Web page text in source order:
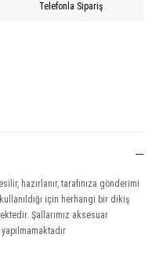
Telefonla Sipariş
hazırlanır, tarafınıza gönderimi
için herhangi bir dikiş
Şallarımız aksesuar